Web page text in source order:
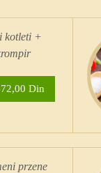
kotleti +
Din
przene